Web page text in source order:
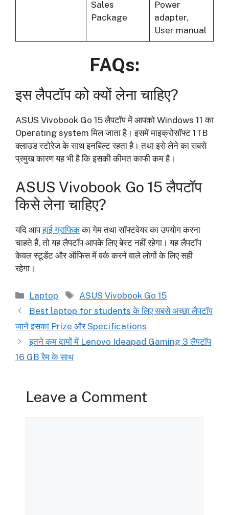
Sales
Package
Power
adapter,
User manual
FAQs:
इस लैपटॉप को क्यों लेना चाहिए?
ASUS Vivobook Go 15 लैपटॉप में आपको Windows 11 का
Operating system मिल जाता है। इसमें माइक्रोसॉफ्ट 1TB
क्लाउड स्टोरेज के साथ इनबिल्ट रहता है। तथा इसे लेने का सबसे
प्रमुख कारण यह भी है कि इसकी कीमत काफी कम है।
ASUS Vivobook Go 15 लैपटॉप
किसे लेना चाहिए?
यदि आपहाई ग्राफिकका गेम तथा सॉफ्टवेयर का उपयोग करना
चाहते हैं, तो यह लैपटॉप आपके लिए बेस्ट नहीं रहेगा। यह लैपटॉप
केवल स्टूडेंट और ऑफिस में वर्क करने वाले लोगों के लिए सही
रहेगा।
Categories
Laptop Tags
ASUS Vivobook Go 15
Best laptop for students के लिए सबसे अच्छा लैपटॉप
जाने इसका Prize और Specifications
इतने कम दामों में Lenovo Ideapad Gaming 3 लैपटॉप
16 GB रैम के साथ
Leave a Comment